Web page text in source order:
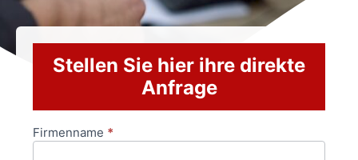
Stellen Sie hier ihre direkte
Anfrage
Anfrageformular
Firmenname *